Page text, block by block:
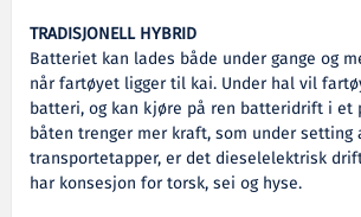
TRADISJONELL HYBRID
Batteriet kan lades både under gange og
når fartøyet ligger til kai. Under hal vil
batteri, og kan kjøre på ren batteridrift i et
båten trenger mer kraft, som under setting
transportetapper, er det dieselelektrisk
har konsesjon for torsk, sei og hyse.